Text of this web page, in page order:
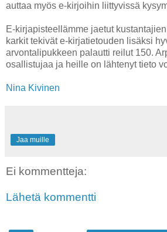
auttaa myös e-kirjoihin liittyvissä
E-kirjapisteellämme jaetut
karkit tekivät e-kirjatietouden lisäksi
arvontalipukkeen palautti reilut 150.
osallistujaa ja heille on lähtenyt tieto
Nina Kivinen
Jaa muille
Ei kommentteja:
Lähetä kommentti